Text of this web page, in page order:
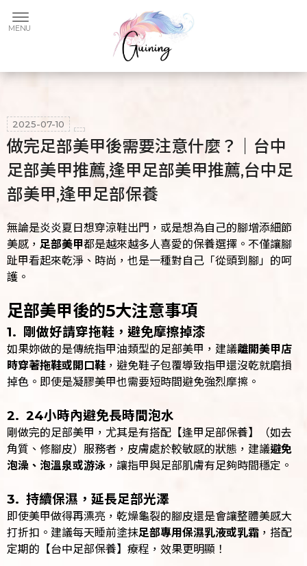
2025-07-10
做完足部美甲後需要注意什麼？｜台中
足部美甲推薦,逢甲足部美甲推薦,台中足
部美甲,逢甲足部保養
無論是炎炎夏日想穿涼鞋出門，或是想為自己的腳增添細節
美感， 足部美甲都是越來越多人喜愛的保養選擇。不僅讓腳
趾甲看起來乾淨、時尚，也是一種對自己「從頭到腳」的呵
護。
足部美甲後的5大注意事項
1. 剛做好請穿拖鞋，避免摩擦掉漆
如果妳做的是傳統指甲油類型的足部美甲，建議離開美甲店
時穿著拖鞋或開口鞋 ，避免鞋子包覆導致指甲還沒乾就磨損
掉色。即使是凝膠美甲也需要短時間避免強烈摩擦。
2. 24小時內避免長時間泡水
剛做完的足部美甲，尤其是有搭配【逢甲足部保養】（如去
角質、修腳皮）服務者，皮膚處於較敏感的狀態，建議避免
泡澡、泡溫泉或游泳 ，讓指甲與足部肌膚有足夠時間穩定。
3. 持續保濕，延長足部光澤
即使美甲做得再漂亮，乾燥龜裂的腳皮還是會讓整體美感大
打折扣。建議每天睡前塗抹足部專用保濕乳液或乳霜 ，搭配
定期的【台中足部保養】療程，效果更明顯！